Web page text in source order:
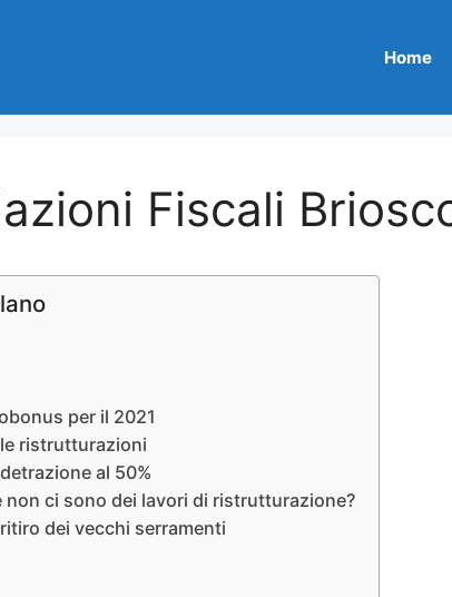
Home
Fiscali
per il 2021
ristrutturazioni
al 50%
non ci sono dei lavori di ristrutturazione?
dei vecchi serramenti